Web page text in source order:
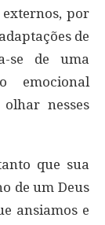
por
de
se de uma
emocional
nesses
que sua
de um Deus
ansiamos e